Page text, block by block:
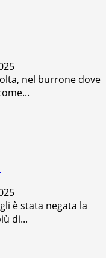
nel burrone dove
è stata negata la
di...